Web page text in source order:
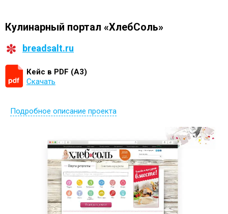
Кулинарный портал «ХлебСоль»
breadsalt.ru
Кейс в PDF (А3)
Скачать
Подробное описание проекта